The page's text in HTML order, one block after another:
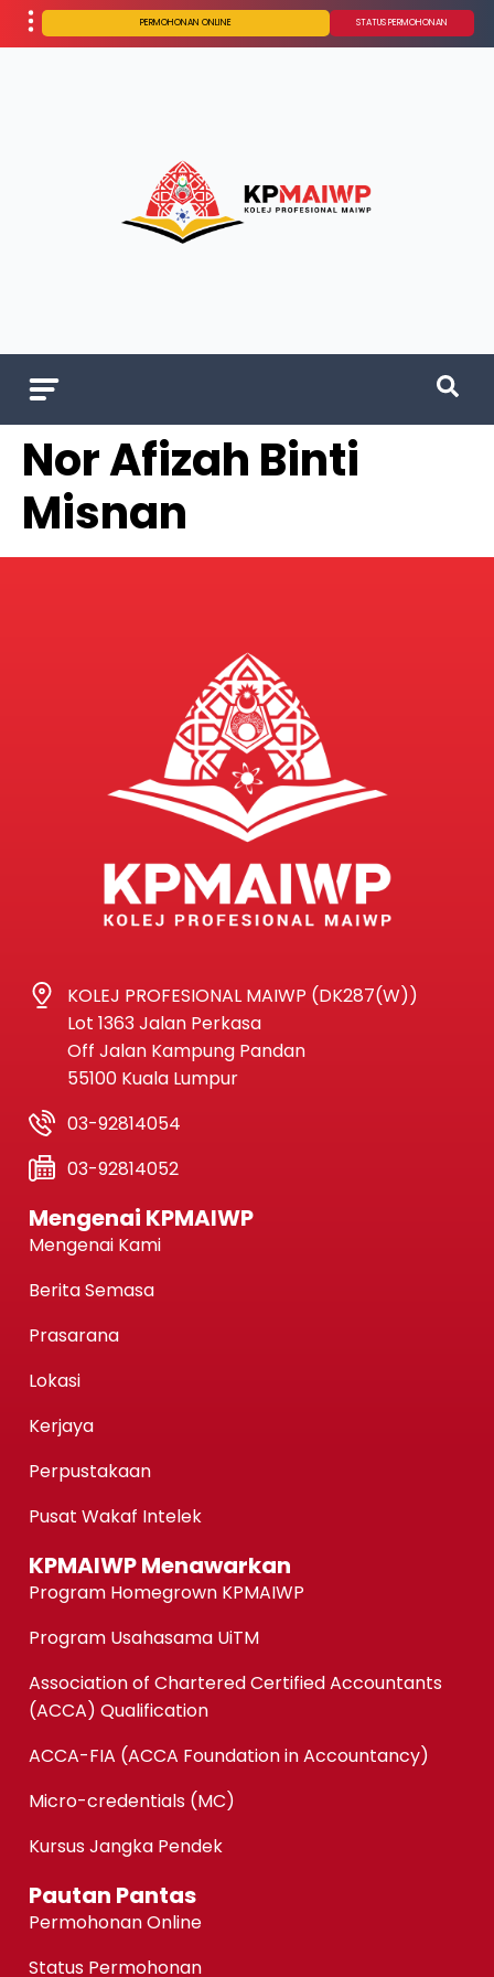
PERMOHONAN ONLINE STATUS PERMOHONAN
Nor Afizah Binti
Misnan
KOLEJ PROFESIONAL MAIWP (DK287(W))
Lot 1363 Jalan Perkasa
Off Jalan Kampung Pandan
55100 Kuala Lumpur
03-92814054
03-92814052
Mengenai KPMAIWP
Mengenai Kami
Berita Semasa
Prasarana
Lokasi
Kerjaya
Perpustakaan
Pusat Wakaf Intelek
KPMAIWP Menawarkan
Program Homegrown KPMAIWP
Program Usahasama UiTM
Association of Chartered Certified Accountants
(ACCA) Qualification
ACCA-FIA (ACCA Foundation in Accountancy)
Micro-credentials (MC)
Kursus Jangka Pendek
Pautan Pantas
Permohonan Online
Status Permohonan